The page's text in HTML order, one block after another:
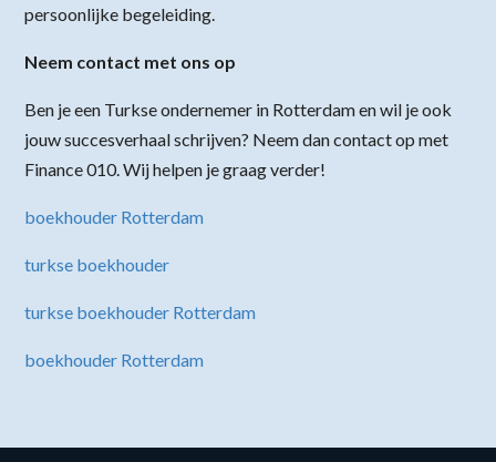
persoonlijke begeleiding.
Neem contact met ons op
Ben je een Turkse ondernemer in Rotterdam en wil je ook
jouw succesverhaal schrijven? Neem dan contact op met
Finance 010. Wij helpen je graag verder!
boekhouder Rotterdam
turkse boekhouder
turkse boekhouder Rotterdam
boekhouder Rotterdam